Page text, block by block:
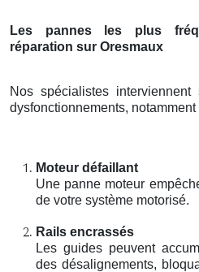
Les pannes les plus
réparation sur Oresmaux
Nos spécialistes
dysfonctionnements, notamment
Moteur défaillant
Une panne moteur
de votre système motorisé.
Rails encrassés
Les guides peuvent
des désalignements,